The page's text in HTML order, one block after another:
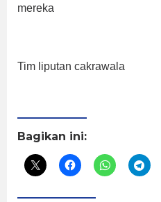
mereka
Tim liputan cakrawala
Bagikan ini: